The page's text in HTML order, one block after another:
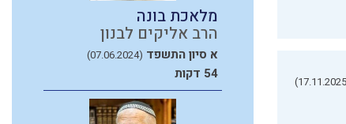
מלאכת בונה
הרב אליקים לבנון
א סיון התשפד (07.06.2024)
54 דקות